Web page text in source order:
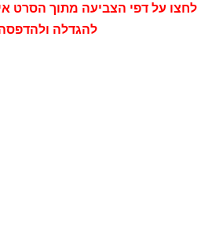
לחצו על דפי הצביעה מתוך הסרט
להגדלה